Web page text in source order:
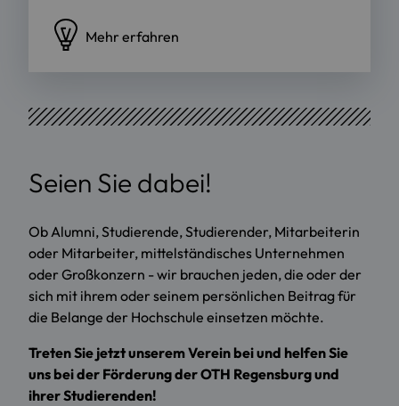
Mehr erfahren
Seien Sie dabei!
Ob Alumni, Studierende, Studierender, Mitarbeiterin
oder Mitarbeiter, mittelständisches Unternehmen
oder Großkonzern - wir brauchen jeden, die oder der
sich mit ihrem oder seinem persönlichen Beitrag für
die Belange der Hochschule einsetzen möchte.
Treten Sie jetzt unserem Verein bei und helfen Sie
uns bei der Förderung der OTH Regensburg und
ihrer Studierenden!